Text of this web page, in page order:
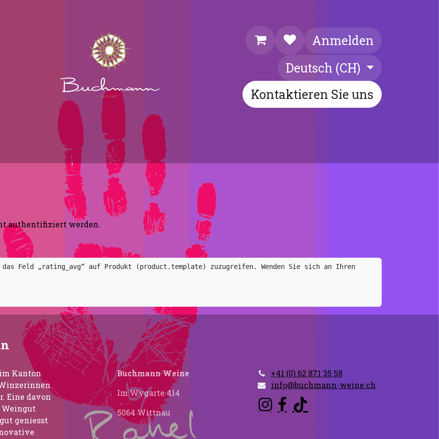
Anmelden
Deutsch (CH)
Kontaktieren Sie uns
Menschen Events Kontakt
authentifiziert werden.
das Feld „rating_avg“ auf Produkt (product.template) zuzugreifen. Wenden Sie sich an Ihren
Kanton
Eine davon
Weingut
geniesst
Buchmann Weine
Im Wygarte 414
5064 Wittnau
+41 (0) 62 871 35 58
info@buchmann-weine.ch